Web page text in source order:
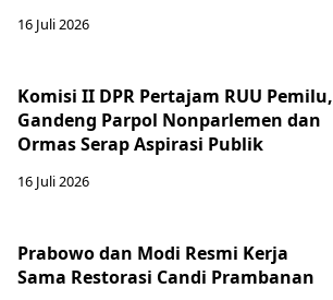
16 Juli 2026
Komisi II DPR Pertajam RUU Pemilu,
Gandeng Parpol Nonparlemen dan
Ormas Serap Aspirasi Publik
16 Juli 2026
Prabowo dan Modi Resmi Kerja
Sama Restorasi Candi Prambanan